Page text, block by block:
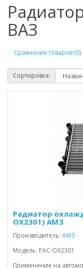
ВАЗ
Сравнение товаров (0)
Сортировка:
Радиатор
OX2301) АМЗ
Производитель: АМЗ
Модель: РАС-ОХ2301
Применение на